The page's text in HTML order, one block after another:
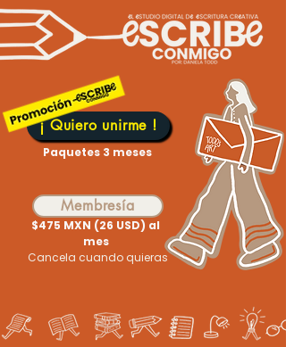
Membresía
$475 MXN (26 USD) al
mes
Cancela cuando quieras
¡ Quiero unirme !
Paquetes 3 meses